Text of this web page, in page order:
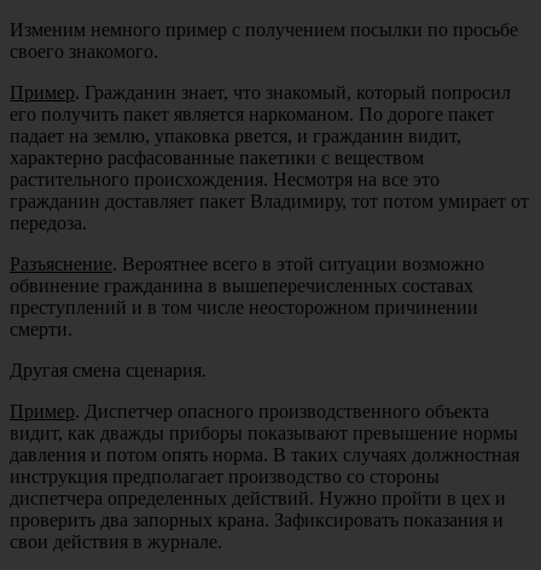
Изменим немного пример с получением посылки по просьбе
своего знакомого.
Пример. Гражданин знает, что знакомый, который попросил
его получить пакет является наркоманом. По дороге пакет
падает на землю, упаковка рвется, и гражданин видит,
характерно расфасованные пакетики с веществом
растительного происхождения. Несмотря на все это
гражданин доставляет пакет Владимиру, тот потом умирает от
передоза.
Разъяснение. Вероятнее всего в этой ситуации возможно
обвинение гражданина в вышеперечисленных составах
преступлений и в том числе неосторожном причинении
смерти.
Другая смена сценария.
Пример. Диспетчер опасного производственного объекта
видит, как дважды приборы показывают превышение нормы
давления и потом опять норма. В таких случаях должностная
инструкция предполагает производство со стороны
диспетчера определенных действий. Нужно пройти в цех и
проверить два запорных крана. Зафиксировать показания и
свои действия в журнале.